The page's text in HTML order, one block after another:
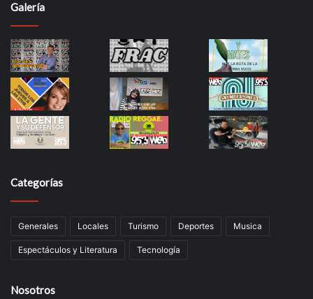
Galería
Categorías
Generales Locales Turismo Deportes Musica
Espectáculos y Literatura Tecnología
Nosotros